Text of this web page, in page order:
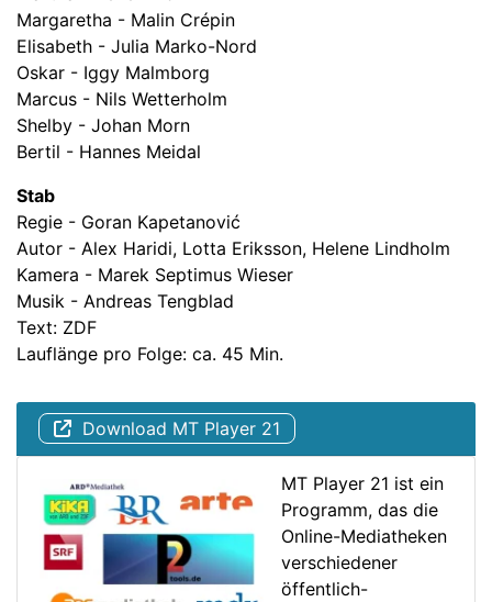
Margaretha - Malin Crépin
Elisabeth - Julia Marko-Nord
Oskar - Iggy Malmborg
Marcus - Nils Wetterholm
Shelby - Johan Morn
Bertil - Hannes Meidal
Stab
Regie - Goran Kapetanović
Autor - Alex Haridi, Lotta Eriksson, Helene Lindholm
Kamera - Marek Septimus Wieser
Musik - Andreas Tengblad
Text: ZDF
Lauflänge pro Folge: ca. 45 Min.
Download MT Player 21
MT Player 21 ist ein
Programm, das die
Online-Mediatheken
verschiedener
öffentlich-